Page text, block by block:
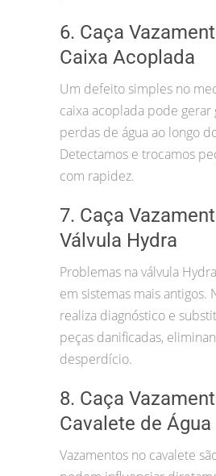
6. Caça
Caixa Acoplada
Um defeito simples no
caixa acoplada pode gerar
perdas de água ao longo
Detectamos e trocamos
com rapidez.
7. Caça
Válvula Hydra
Problemas na válvula
em sistemas mais antigos.
realiza diagnóstico e
peças danificadas,
desperdício.
8. Caça
Cavalete de Água
Vazamentos no cavalete